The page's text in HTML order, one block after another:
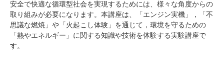
安全で快適な循環型社会を実現するためには、様々な角度からの
取り組みが必要になります。本講座は、「エンジン実機」，「不
思議な燃焼」や「火起こし体験」を通じて，環境を守るための
「熱やエネルギー」に関する知識や技術を体験する実験講座で
す。